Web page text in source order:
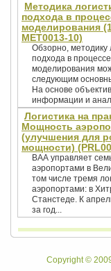
Методика
подхода в
моделирования
MET0013-10)
Обзорно, методику
подхода в процессе
моделирования
следующим
На основе
информации и
Логистика на
Мощность
(улучшения для
мощности)
ВАА управляет
аэропортами в
том числе тремя
аэропортами: в
Станстеде. К
за год...
Copyright ©